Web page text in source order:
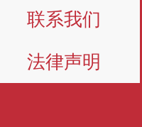
联系我们
法律声明